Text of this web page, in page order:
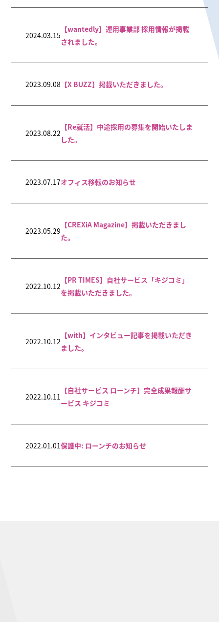
2024.03.15
【wantedly】運用事業部 採用情報が掲載
されました。
2023.09.08 【X BUZZ】掲載いただきました。
2023.08.22
【Re就活】中途採用の募集を開始いたしま
した。
2023.07.17オフィス移転のお知らせ
2023.05.29
【CREXiA Magazine】掲載いただきまし
た。
2022.10.12
【PR TIMES】自社サービス「キジコミ」
を掲載いただきました。
2022.10.12
【with】インタビュー記事を掲載いただき
ました。
2022.10.11
【自社サービス ローンチ】完全成果報酬サ
ービス キジコミ
2022.01.01保護中: ローンチのお知らせ